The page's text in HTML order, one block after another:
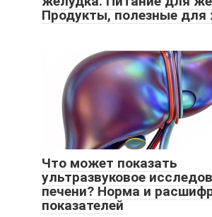
Продукты, полезные для
Что может показать
ультразвуковое
печени? Норма и
показателей